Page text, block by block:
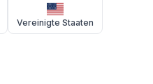
Vereinigte Staaten